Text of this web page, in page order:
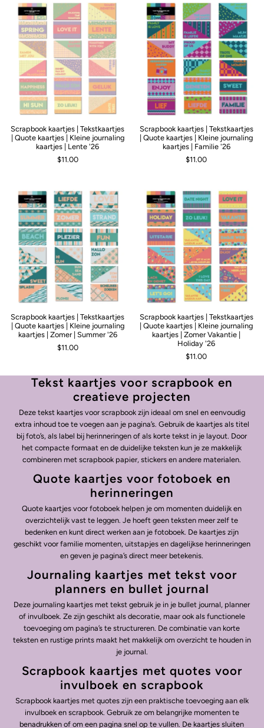
Scrapbook kaartjes | Tekstkaartjes
| Quote kaartjes | Kleine journaling
kaartjes | Lente '26
$11.00
Scrapbook kaartjes | Tekstkaartjes
| Quote kaartjes | Kleine journaling
kaartjes | Familie '26
$11.00
Scrapbook kaartjes | Tekstkaartjes
| Quote kaartjes | Kleine journaling
kaartjes | Zomer | Summer '26
$11.00
Scrapbook kaartjes | Tekstkaartjes
| Quote kaartjes | Kleine journaling
kaartjes | Zomer Vakantie |
Holiday '26
$11.00
Tekst kaartjes voor scrapbook en
creatieve projecten
Deze tekst kaartjes voor scrapbook zijn ideaal om snel en eenvoudig
extra inhoud toe te voegen aan je pagina’s. Gebruik de kaartjes als titel
bij foto’s, als label bij herinneringen of als korte tekst in je layout. Door
het compacte formaat en de duidelijke teksten kun je ze makkelijk
combineren met scrapbook papier, stickers en andere materialen.
Quote kaartjes voor fotoboek en
herinneringen
Quote kaartjes voor fotoboek helpen je om momenten duidelijk en
overzichtelijk vast te leggen. Je hoeft geen teksten meer zelf te
bedenken en kunt direct werken aan je fotoboek. De kaartjes zijn
geschikt voor familie momenten, uitstapjes en dagelijkse herinneringen
en geven je pagina’s direct meer betekenis.
Journaling kaartjes met tekst voor
planners en bullet journal
Deze journaling kaartjes met tekst gebruik je in je bullet journal, planner
of invulboek. Ze zijn geschikt als decoratie, maar ook als functionele
toevoeging om pagina’s te structureren. De combinatie van korte
teksten en rustige prints maakt het makkelijk om overzicht te houden in
je journal.
Scrapbook kaartjes met quotes voor
invulboek en scrapbook
Scrapbook kaartjes met quotes zijn een praktische toevoeging aan elk
invulboek en scrapbook. Gebruik ze om belangrijke momenten te
benadrukken of om een pagina snel op te vullen. De kaartjes sluiten